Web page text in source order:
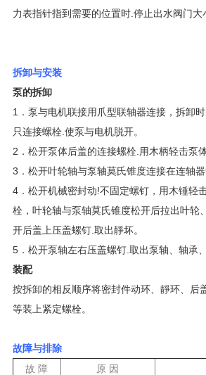
力表指针指到需要的位置时.停止出水阀门大
拆卸与安装
泵的拆卸
1．泵与电机联接用爪型联轴器连接，拆卸
只连接螺栓.使泵与电机脱开。
2．松开泵体后盖的连接螺栓.用木柄轻击泵体
3．松开叶轮轴与泵轴莫氏锥度连接在连轴器
4．松开机械密封动!不固定螺钉，用木锤轻
栓，叶轮轴与泵轴莫氏锥度松开后拉出叶轮
开后盖上压盖螺钉.取出靜坏。
5．松开泵轴左右压盖螺钉.取出泵轴、轴承
装配
按拆卸的相反顺序将密封件动环、靜环、后
等装上紧定螺栓。
故障与排除
故 障
原 因